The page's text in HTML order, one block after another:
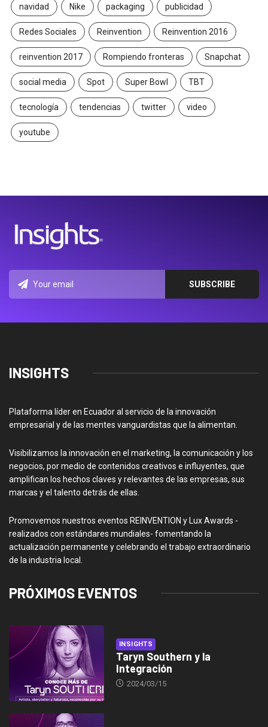
navidad Nike packaging publicidad
Redes Sociales Reinvention Reinvention 2016
reinvention 2017 Rompiendo fronteras Snapchat
social media Spot Super Bowl TBT
tecnología tendencias twitter video
youtube
INSIGHTS
Plataforma líder en Ecuador al servicio de la innovación
empresarial y de las mentes vanguardistas que la alimentan.
Visibilizamos la innovación en el marketing, la comunicación y los
negocios, por medio de contenidos creativos e influyentes, que
amplifican los hechos claves y relevantes de las empresas, sus
marcas y el talento detrás de ellas.
Promovemos nuestros eventos REINVENTION y Lux Awards -
realizados con estándares mundiales- fomentando la
actualización permanente y celebrando el trabajo extraordinario
de la industria local.
PRÓXIMOS EVENTOS
INSIGHTS
Taryn Southern y la
Integración
2024/03/15